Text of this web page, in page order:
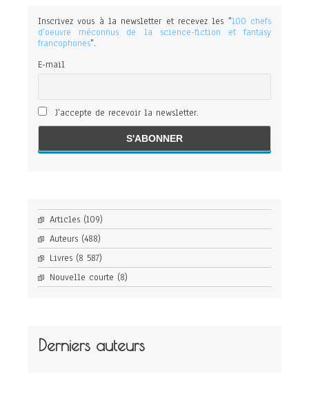
Inscrivez vous à la newsletter et recevez les "100 chefs
d'oeuvre méconnus de la science-fiction et fantasy
francophones".
E-mail
J'accepte de recevoir la newsletter.
Articles (109)
Auteurs (488)
Livres (8 587)
Nouvelle courte (8)
Derniers auteurs